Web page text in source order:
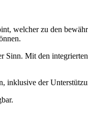
welcher zu den
Sinn. Mit den
der